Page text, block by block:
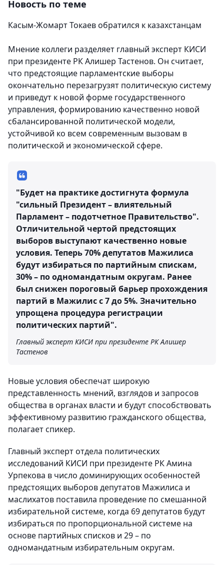
Новость по теме
Касым-Жомарт Токаев обратился к казахстанцам
Мнение коллеги разделяет главный эксперт КИСИ
при президенте РК Алишер Тастенов. Он считает,
что предстоящие парламентские выборы
окончательно перезагрузят политическую систему
и приведут к новой форме государственного
управления, формированию качественно новой
сбалансированной политической модели,
устойчивой ко всем современным вызовам в
политической и экономической сфере.
"Будет на практике достигнута формула
"сильный Президент – влиятельный
Парламент – подотчетное Правительство".
Отличительной чертой предстоящих
выборов выступают качественно новые
условия. Теперь 70% депутатов Мажилиса
будут избираться по партийным спискам,
30% – по одномандатным округам. Ранее
был снижен пороговый барьер прохождения
партий в Мажилис с 7 до 5%. Значительно
упрощена процедура регистрации
политических партий".
Главный эксперт КИСИ при президенте РК Алишер
Тастенов
Новые условия обеспечат широкую
представленность мнений, взглядов и запросов
общества в органах власти и будут способствовать
эффективному развитию гражданского общества,
полагает спикер.
Главный эксперт отдела политических
исследований КИСИ при президенте РК Амина
Урпекова в число доминирующих особенностей
предстоящих выборов депутатов Мажилиса и
маслихатов поставила проведение по смешанной
избирательной системе, когда 69 депутатов будут
избираться по пропорциональной системе на
основе партийных списков и 29 – по
одномандатным избирательным округам.